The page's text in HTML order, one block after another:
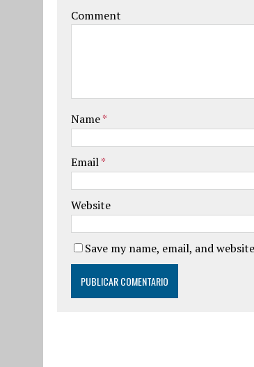
Comment
Name*
Email*
Website
Save my name, email, and